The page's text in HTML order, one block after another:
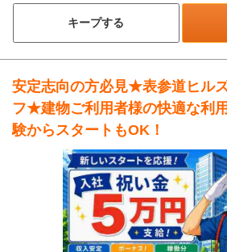
キープする
安定志向の方必見★表参道ヒル
フ★建物ご利用者様の快適な利
験からスタートもOK！